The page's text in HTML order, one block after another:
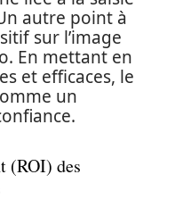
autre point à
sur l’image
En mettant en
et efficaces, le
un
(ROI) des